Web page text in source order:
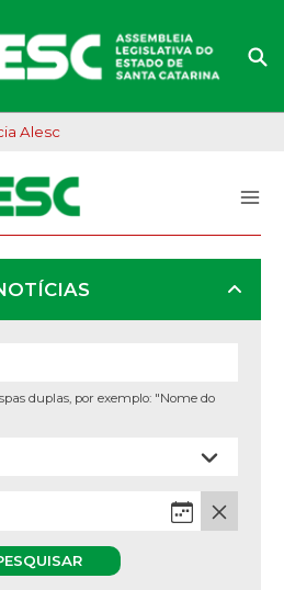
Alesc
duplas, por exemplo: "Nome do